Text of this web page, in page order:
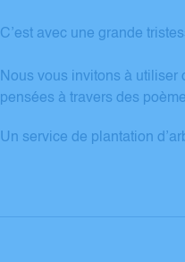
C’est avec une grande
Nous vous invitons à utiliser
pensées à travers des
Un service de plantation